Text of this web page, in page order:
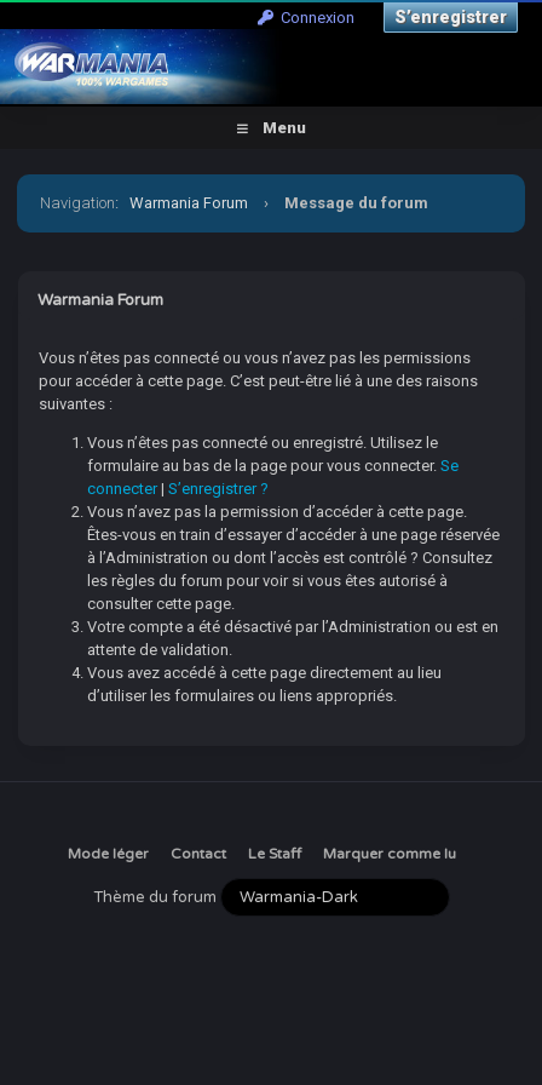
Connexion S’enregistrer
Menu
Navigation:Warmania Forum › Message du forum
Warmania Forum
Vous n’êtes pas connecté ou vous n’avez pas les permissions
pour accéder à cette page. C’est peut-être lié à une des raisons
suivantes :
Vous n’êtes pas connecté ou enregistré. Utilisez le
formulaire au bas de la page pour vous connecter.Se
connecter|S’enregistrer ?
Vous n’avez pas la permission d’accéder à cette page.
Êtes-vous en train d’essayer d’accéder à une page réservée
à l’Administration ou dont l’accès est contrôlé ? Consultez
les règles du forum pour voir si vous êtes autorisé à
consulter cette page.
Votre compte a été désactivé par l’Administration ou est en
attente de validation.
Vous avez accédé à cette page directement au lieu
d’utiliser les formulaires ou liens appropriés.
Mode léger Contact Le Staff Marquer comme lu
Thème du forum